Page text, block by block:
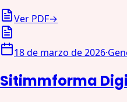
Ver PDF→
18 de marzo de 2026·
Sitimmforma